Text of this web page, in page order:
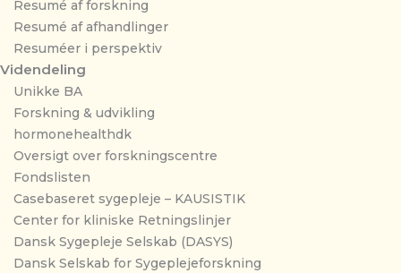
Resumé af forskning
Resumé af afhandlinger
Resuméer i perspektiv
Videndeling
Unikke BA
Forskning & udvikling
hormonehealthdk
Oversigt over forskningscentre
Fondslisten
Casebaseret sygepleje – KAUSISTIK
Center for kliniske Retningslinjer
Dansk Sygepleje Selskab (DASYS)
Dansk Selskab for Sygeplejeforskning